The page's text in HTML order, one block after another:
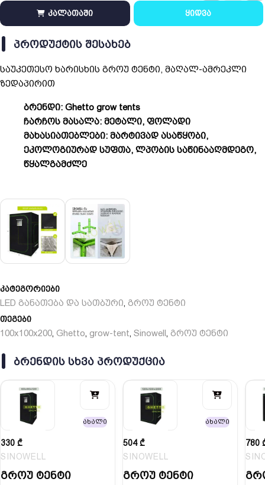
კალათაში ყიდვა
ᲞᲠᲝᲓᲣᲥᲢᲘᲡ ᲨᲔᲡᲐᲮᲔᲑ
საუკეთესო ხარისხის გროუ ტენტი, მაღალ-ამრეკლი
ზედაპირით
ბრენდი: Ghetto grow tents
ჩარჩოს მასალა: მეტალი, ფოლადი
მახასიათებლები: მარტივად ასაწყობი,
ეკოლოგიურად სუფთა, ლპობის საწინააღმდეგო,
წყალგამძლე
კატეგორიები
LED განათება და სათბური, გროუ ტენტი
თეგები
100x100x200, Ghetto, grow-tent, Sinowell, გროუ ტენტი
ᲑᲠᲔᲜᲓᲘᲡ ᲡᲮᲕᲐ ᲞᲠᲝᲓᲣᲥᲪᲘᲐ
ახალი
330 ₾
SINOWELL
გროუ ტენტი
ახალი
504₾
SINOWELL
გროუ ტენტი
780